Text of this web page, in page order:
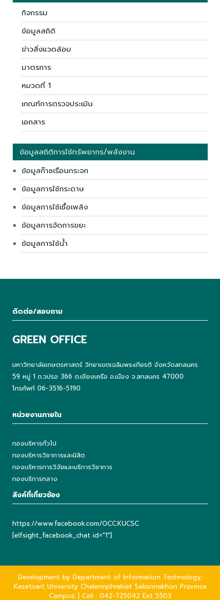
กิจกรรม
ข้อมูลสถิติ
ข่าวสิ่งแวดล้อม
มาตรการ
หมวดที่ 1
เกณฑ์การตรวจประเมิน
เอกสาร
ข้อมูลสถิติการใช้ทรัพยากร/พลังงาน
ข้อมูลก๊าซเรือนกระจก
ข้อมูลการใช้กระดาษ
ข้อมูลการใช้เชื้อเพลิง
ข้อมูลการจัดการขยะ
ข้อมูลการใช้น้ำ
ติดต่อ/สอบถาม
GREEN OFFICE
มหาวิทยาลัยเกษตรศาสตร์ วิทยาเขตเฉลิมพระเกียรติ จังหวัดสกลนคร
59 หมู่ 1 ถ.วปรอ 366 ต.เชียงเครือ อ.เมือง จ.สกลนคร 47000
โทรศัพท์ 06-3516-5190
หน่วยงานภายใน
กองบริหารทั่วไป
กองบริหารวิชาการและนิสิต
กองบริหารการวิจัยและบริการวิชาการ
กองบริการกลาง
ลิงค์ที่เกี่ยวข้อง
https://www.facebook.com/OCC.KUCSC
[elfsight_facebook_chat id="1"]
Development by Department of Information Technology,
Kasetsart University Chalermphrakiat Sakonnakhon Province
Campus. | Call : 042-725042 Ext 5503